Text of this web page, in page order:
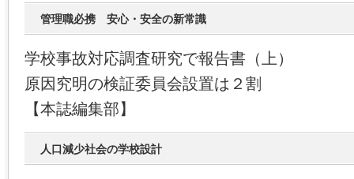
管理職必携 安心・安全の新常識
学校事故対応調査研究で報告書（上）
原因究明の検証委員会設置は２割
【本誌編集部】
人口減少社会の学校設計